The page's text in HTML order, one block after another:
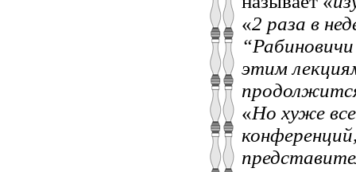
«2 раза в
этим
«Но хуже